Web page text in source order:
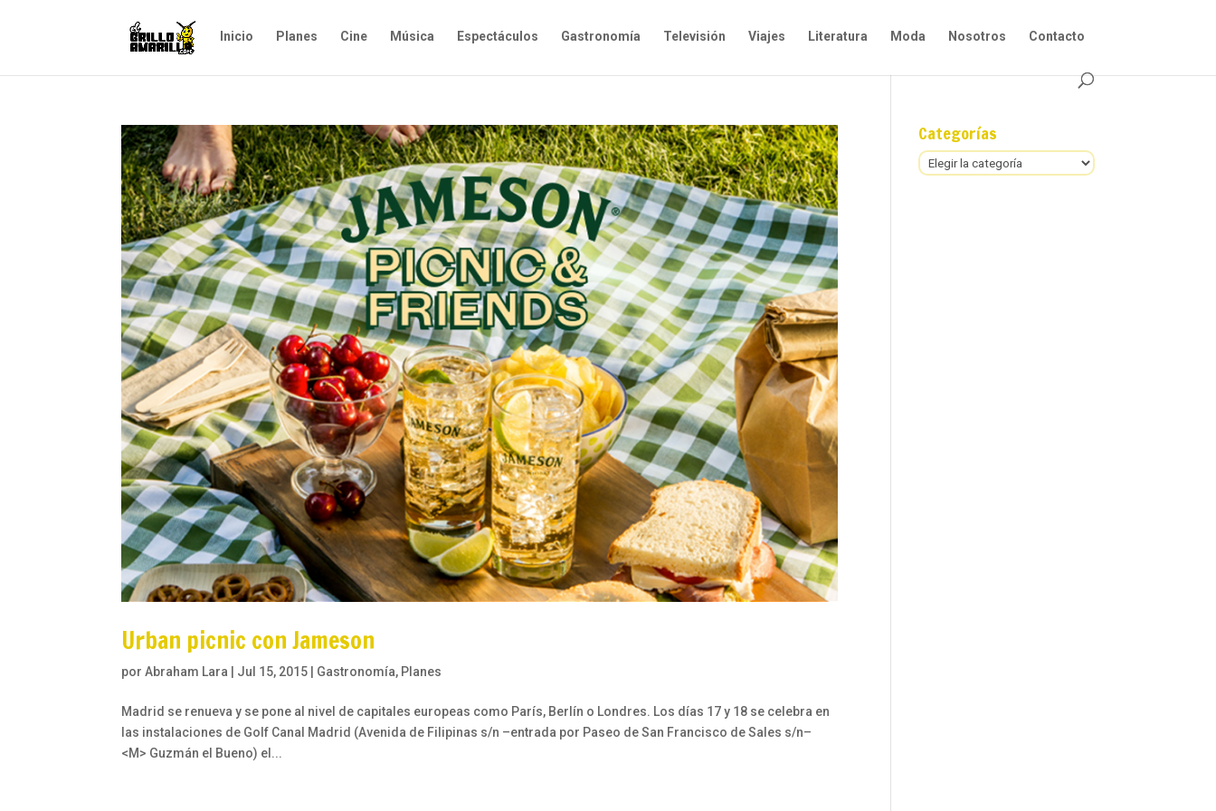
Inicio Planes Cine Música Espectáculos Gastronomía Televisión Viajes Literatura Moda Nosotros Contacto
Urban picnic con Jameson
porAbraham Lara Jul 15, 2015 Gastronomía, Planes
Madrid se renueva y se pone al nivel de capitales europeas como París, Berlín o Londres. Los días 17 y 18 se celebra en
las instalaciones de Golf Canal Madrid (Avenida de Filipinas s/n –entrada por Paseo de San Francisco de Sales s/n–
<M> Guzmán el Bueno) el...
Categorías
Categorías